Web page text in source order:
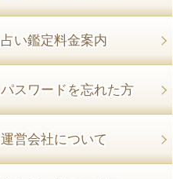
占い鑑定料金案内
パスワードを忘れた方
運営会社について